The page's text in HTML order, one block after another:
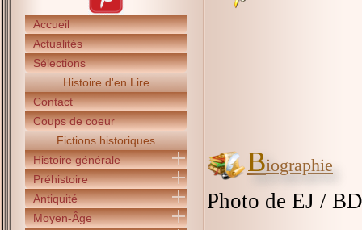
Accueil
Actualités
Sélections
Histoire d'en Lire
Contact
Coups de coeur
Fictions historiques
Histoire générale
Préhistoire
Antiquité
Moyen-Âge
Biographie
Photo de EJ /